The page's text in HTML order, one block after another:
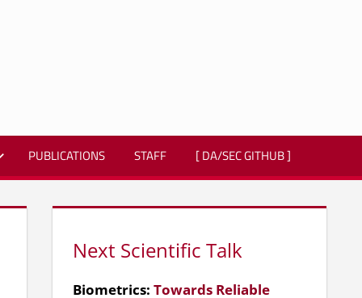
PUBLICATIONS STAFF [ DA/SEC GITHUB ]
Next Scientific Talk
Biometrics:Towards Reliable